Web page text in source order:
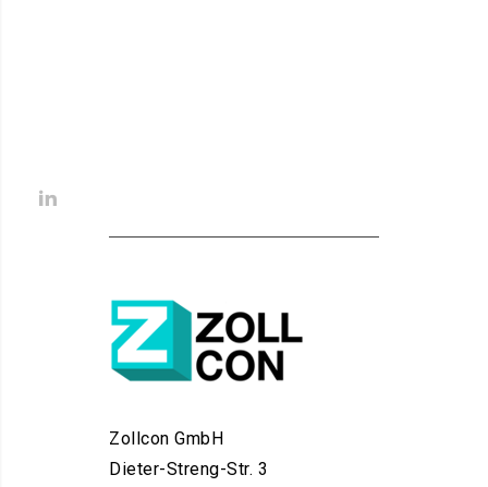
Zollcon GmbH
Dieter-Streng-Str. 3